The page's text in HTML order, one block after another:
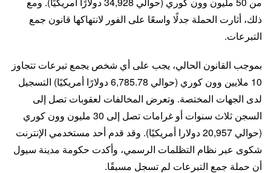
ذلك، أثارت الحملة جدلًا واسعًا على الفور لانتهاكها قانون جمع
التبرعات.
بموجب القانون الحالي، يجب على أي شخص يجمع تبرعات تتجاوز
10 ملايين وون كوري (حوالي 6,785.78 دولارًا أمريكيًا) التسجيل
لدى الجهات المختصة. وتعرض المخالفات لعقوبات تصل إلى
السجن ثلاث سنوات أو غرامات تصل إلى 30 مليون وون كوري
(حوالي 20,957 دولارا أمريكيًا). وقد قدم أحد مستخدمي الإنترنت
شكوى عبر نظام التظلمات الرسمي، وأكدت حكومة مدينة سيول
أن حملة جمع التبرعات لم تسجل مسبقًا.